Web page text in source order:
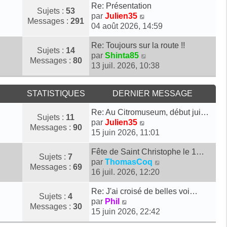
a
g
e
i
e
r
e
s
s
g
e
r
m
e
s
s
a
g
e
d
e
r
n
i
e
r
m
e
s
s
a
g
e
Sujets : 53
Messages : 291
D
e
r
n
i
e
r
m
e
a
g
e
Re: Présentation
par Julien35
o
i
r
l
e
d
e
r
i
r
m
e
s
s
a
e
04 août 2026, 14:59
Sujets : 14
Messages : 80
D
e
r
n
i
r
m
e
s
a
g
e
Re: Toujours sur la route !!
par Shinta85
o
i
r
l
e
d
r
i
e
r
m
e
s
s
13 juil. 2026, 10:38
STATISTIQUES DERNIER MESSAGE
Sujets : 11
Messages : 90
D
e
r
n
i
e
r
m
e
s
s
a
Re: Au Citromuseum, début jui…
par Julien35
o
i
r
l
e
d
e
n
i
15 juin 2026, 11:01
Sujets : 7
Messages : 69
D
e
r
n
i
e
r
m
Fête de Saint Christophe le 1…
par ThomasCoq
i
r
d
16 juil. 2026, 12:20
Sujets : 4
Messages : 30
D
e
r
n
Re: J'ai croisé de belles voi…
par Phil
o
i
15 juin 2026, 22:42